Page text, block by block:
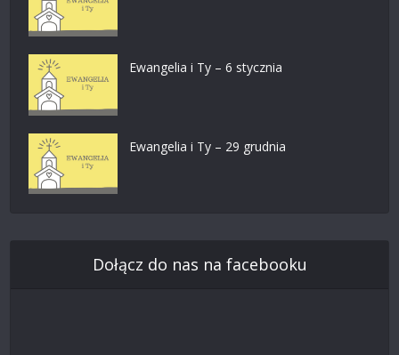
Ewangelia i Ty – 6 stycznia
Ewangelia i Ty – 29 grudnia
Dołącz do nas na facebooku